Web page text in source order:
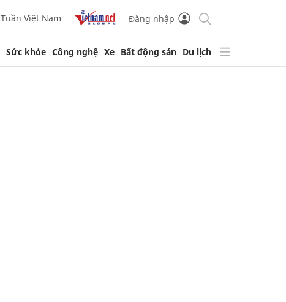
Tuần Việt Nam Đăng nhập
Sức khỏe Công nghệ Xe Bất động sản Du lịch